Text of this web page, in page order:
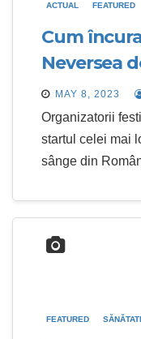
ACTUAL FEATURED
Cum
Neversea
MAY 8, 2023
Organizatorii
startul celei mai
sânge din
FEATURED